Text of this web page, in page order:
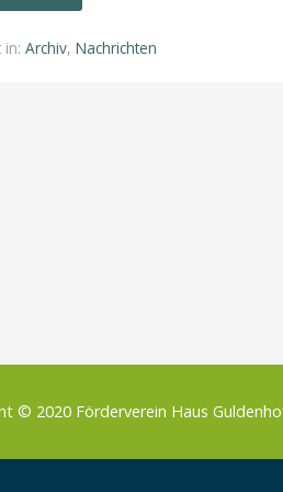
in: Archiv, Nachrichten
© 2020 Förderverein Haus